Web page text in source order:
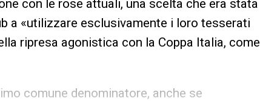
con le rose attuali, una scelta che era stata
a «utilizzare esclusivamente i loro tesserati
ripresa agonistica con la Coppa Italia, come
comune denominatore, anche se